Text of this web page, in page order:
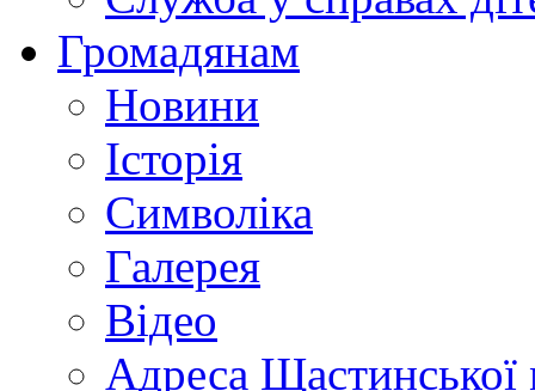
Громадянам
Новини
Історія
Символіка
Галерея
Відео
Адреса Щастинської